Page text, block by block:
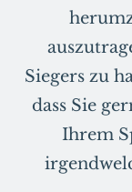
Siegers zu
dass Sie
Ihrem